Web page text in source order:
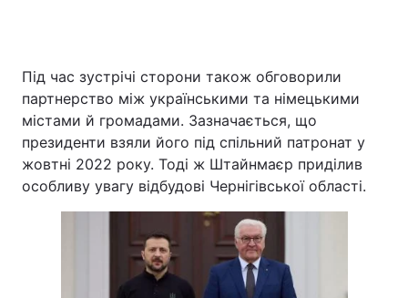
Під час зустрічі сторони також обговорили
партнерство між українськими та німецькими
містами й громадами. Зазначається, що
президенти взяли його під спільний патронат у
жовтні 2022 року. Тоді ж Штайнмаєр приділив
особливу увагу відбудові Чернігівської області.